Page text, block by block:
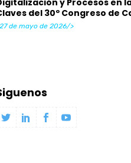
y Procesos en
del 30º Congreso de
de mayo de 2026/>